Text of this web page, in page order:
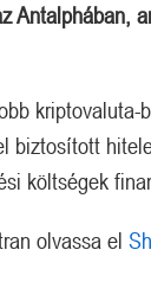
Antalphában,
biztosított
költségek
olvassa el